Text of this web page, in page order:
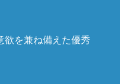
欲を兼ね備えた優秀